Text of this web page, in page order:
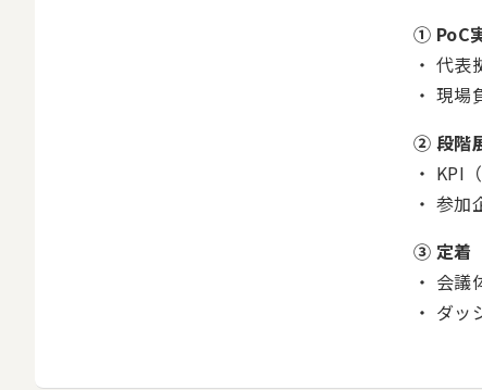
① PoC
代表
現場
② 段階
KPI
参加
③ 定着
会議
ダッ